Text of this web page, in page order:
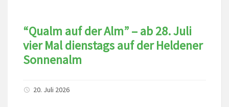
“Qualm auf der Alm” – ab 28. Juli
vier Mal dienstags auf der Heldener
Sonnenalm
20. Juli 2026